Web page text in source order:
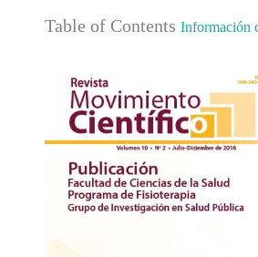
Table of Contents Información
Barra lateral del artículo